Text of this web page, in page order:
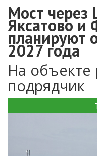
Мост
Яксатово и
планируют
2027 года
На объекте
подрядчик